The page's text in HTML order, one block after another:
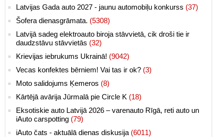
Latvijas Gada auto 2027 - jaunu automobiļu konkurss (37)
Šofera dienasgrāmata. (5308)
Latvijā sadeg elektroauto biroja stāvvietā, cik droši tie ir
daudzstāvu stāvvietās (32)
Krievijas iebrukums Ukrainā! (9042)
Vecas konfektes bērniem! Vai tas ir ok? (3)
Moto salidojums Ķemeros (8)
Kārtējā avārija Jūrmalā pie Circle K (18)
Eksotiskie auto Latvijā 2026 – varenauto Rīgā, reti auto un
iAuto carspotting (79)
iAuto čats - aktuālā dienas diskusija (6011)